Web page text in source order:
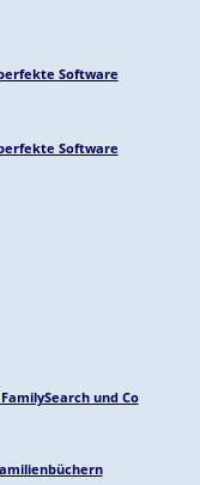
Software
Software
und Co